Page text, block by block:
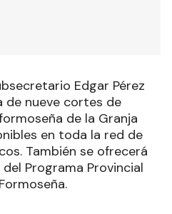
Edgar Pérez
de nueve cortes de
de la Granja
en toda la red de
También se ofrecerá
Programa Provincial